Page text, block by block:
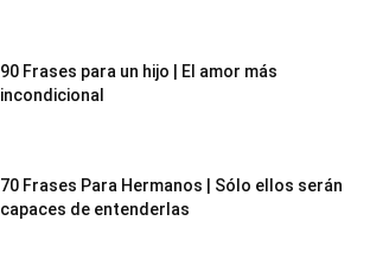
90 Frases para un hijo | El amor más
incondicional
70 Frases Para Hermanos | Sólo ellos serán
capaces de entenderlas